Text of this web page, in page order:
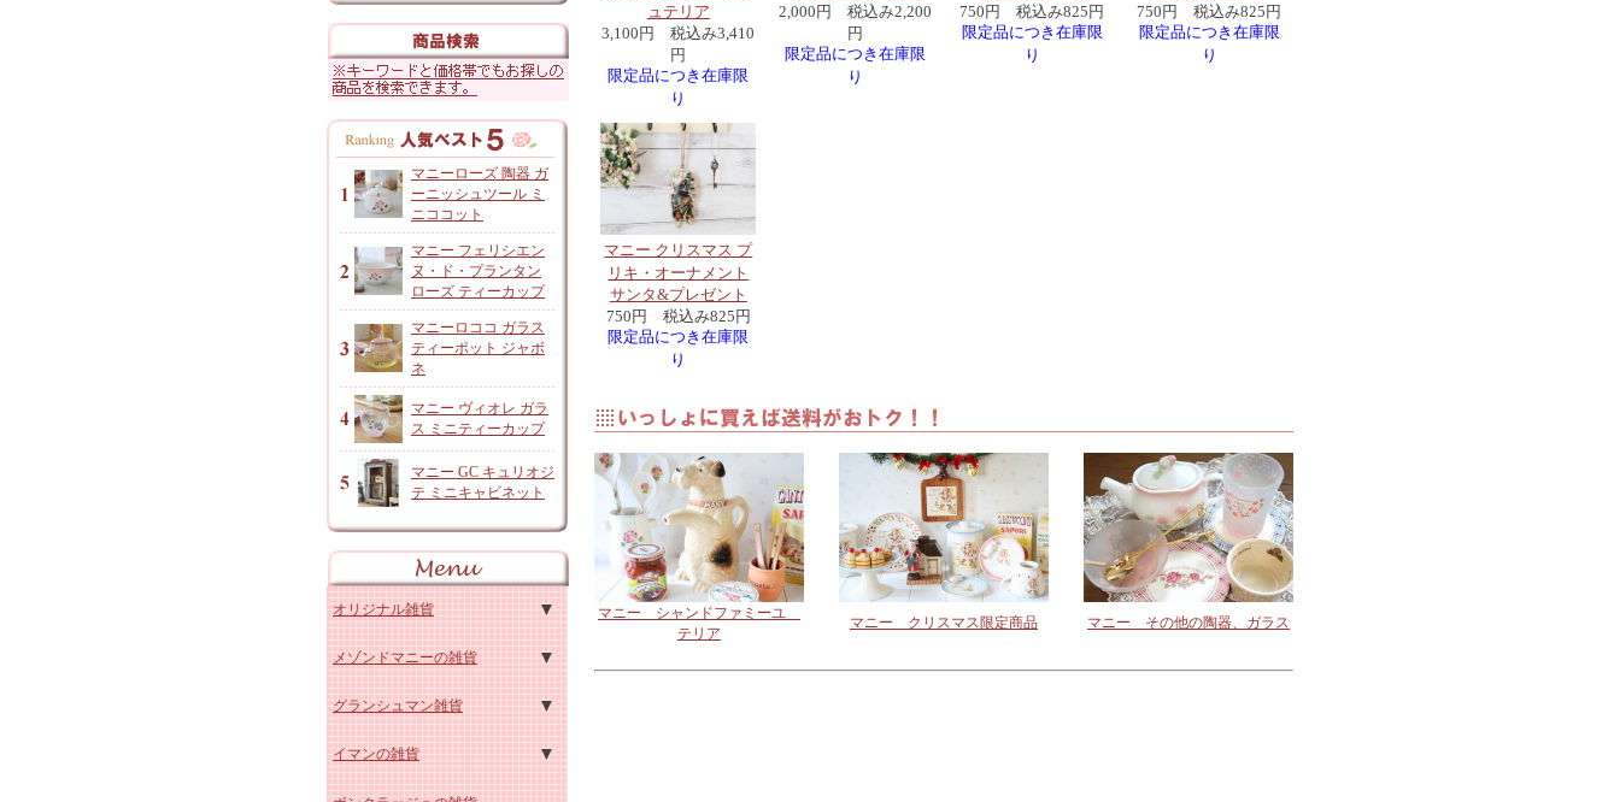
マニーローズ 陶器 ガ
ーニッシュツール ミ
ニココット
マニー フェリシエン
ヌ・ド・プランタン
ローズ ティーカップ
マニーロココ ガラス
ティーポット ジャボ
ネ
マニー ヴィオレ ガラ
ス ミニティーカップ
マニー GC キュリオジ
テ ミニキャビネット
オリジナル雑貨
アンジャルダンロゼ
オリジナルコットン雑貨
レースドイリーなど
メゾンドマニーの雑貨
マニー ローズ 陶器キッチン
マニー ローズ 陶器その他
グランシュマン雑貨
グランシュマン 木製品・家具
イマンの雑貨
ュテリア
3,100円 税込み3,410
円
限定品につき在庫限
り
2,000円 税込み2,200
円
限定品につき在庫限
り
750円 税込み825円
限定品につき在庫限
り
750円 税込み825円
限定品につき在庫限
り
マニー クリスマス プ
リキ・オーナメント
サンタ&プレゼント
750円 税込み825円
限定品につき在庫限
り
マニー シャンドファミーユ
テリア
マニー クリスマス限定商品 マニー その他の陶器、ガラス